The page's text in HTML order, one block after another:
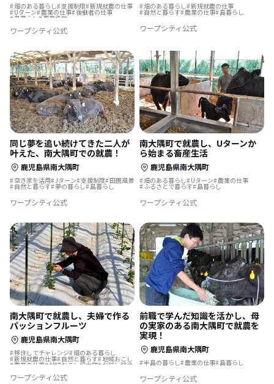
畑のある暮らし 支援制度 新規就農の仕事
Uターン 農業の仕事 後継者の仕事
島暮らし 事業承継
ワープシティ公式
畑のある暮らし 新規就農の仕事
自然と暮らす 農業の仕事 島暮らし
ワープシティ公式
同じ夢を追い続けてきた二人が
叶えた、南大隅町での就農！
鹿児島県南大隅町
空き家を活用 Jターン 支援制度 田園風景
自然と暮らす 夢の暮らし 島暮らし
ワープシティ公式
南大隅町で就農し、Uターンか
ら始まる畜産生活
鹿児島県南大隅町
畑のある暮らし Uターン 農業の仕事
ふるさとで暮らす 島暮らし
ワープシティ公式
南大隅町で就農し、夫婦で作る
パッションフルーツ
鹿児島県南大隅町
移住してチャレンジ 畑のある暮らし
新規就農の仕事 自然と暮らす 地域おこし
農業の仕事 地域おこし協力隊 お試し移住
ワープシティ公式
前職で学んだ知識を活かし、母
の実家のある南大隅町で就農を
実現！
鹿児島県南大隅町
半島の暮らし 農業の仕事 島暮らし
ワープシティ公式